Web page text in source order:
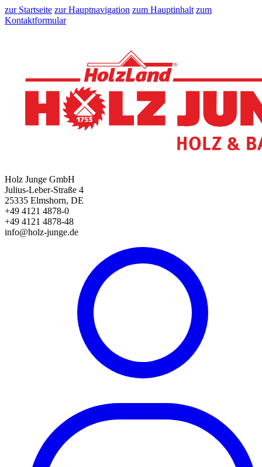
zur Startseite zur Hauptnavigation zum Hauptinhalt zum
Kontaktformular
Holz Junge GmbH
Julius-Leber-Straße 4
25335 Elmshorn, DE
+49 4121 4878-0
+49 4121 4878-48
info@holz-junge.de